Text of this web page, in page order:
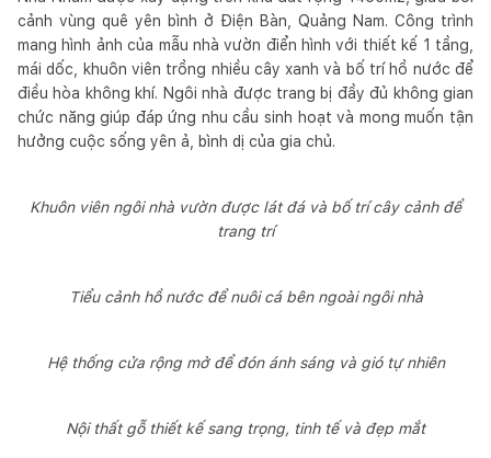
cảnh vùng quê yên bình ở Điện Bàn, Quảng Nam. Công trình
mang hình ảnh của mẫu nhà vườn điển hình với thiết kế 1 tầng,
mái dốc, khuôn viên trồng nhiều cây xanh và bố trí hồ nước để
điều hòa không khí. Ngôi nhà được trang bị đầy đủ không gian
chức năng giúp đáp ứng nhu cầu sinh hoạt và mong muốn tận
hưởng cuộc sống yên ả, bình dị của gia chủ.
Khuôn viên ngôi nhà vườn được lát đá và bố trí cây cảnh để
trang trí
Tiểu cảnh hồ nước để nuôi cá bên ngoài ngôi nhà
Hệ thống cửa rộng mở để đón ánh sáng và gió tự nhiên
Nội thất gỗ thiết kế sang trọng, tinh tế và đẹp mắt